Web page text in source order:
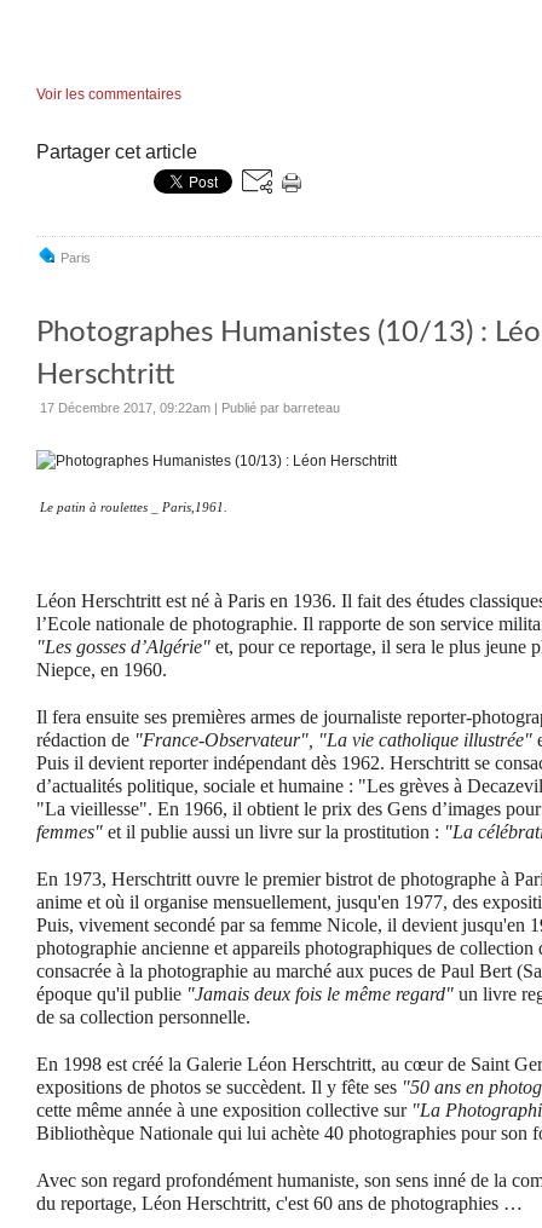
Voir les commentaires
Partager cet article
Paris
Photographes Humanistes (10/13) :
Herschtritt
17 Décembre 2017, 09:22am | Publié par barreteau
Le patin à roulettes _ Paris,1961.
Léon Herschtritt est né à Paris en 1936. Il fait des études
l’Ecole nationale de photographie. Il rapporte de son service
"Les gosses d’Algérie" et, pour ce reportage, il sera le plus jeune
Niepce, en 1960.
Il fera ensuite ses premières armes de journaliste reporter-
rédaction de "France-Observateur", "La vie catholique illustrée"
Puis il devient reporter indépendant dès 1962. Herschtritt se
d’actualités politique, sociale et humaine : "Les grèves à
"La vieillesse". En 1966, il obtient le prix des Gens d’images
femmes" et il publie aussi un livre sur la prostitution : "La
En 1973, Herschtritt ouvre le premier bistrot de photographe à
anime et où il organise mensuellement, jusqu'en 1977, des
Puis, vivement secondé par sa femme Nicole, il devient jusqu'en
photographie ancienne et appareils photographiques de collection
consacrée à la photographie au marché aux puces de Paul Bert
époque qu'il publie "Jamais deux fois le même regard" un livre
de sa collection personnelle.
En 1998 est créé la Galerie Léon Herschtritt, au cœur de Saint
expositions de photos se succèdent. Il y fête ses "50 ans en
cette même année à une exposition collective sur "La
Bibliothèque Nationale qui lui achète 40 photographies pour son
Avec son regard profondément humaniste, son sens inné de la
du reportage, Léon Herschtritt, c'est 60 ans de photographies …